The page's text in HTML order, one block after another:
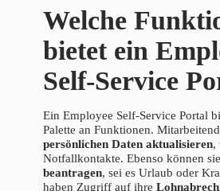
Welche
bietet ein
Self-Service
Ein Employee Self-Service Portal
Palette an Funktionen.
persönlichen Daten aktualisieren,
Notfallkontakte. Ebenso können sie
beantragen, sei es Urlaub oder
haben Zugriff auf ihre